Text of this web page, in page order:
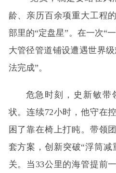
龄、亲历百余项重大工程
部里的“定盘星”。在一次“
大管径管道铺设遭遇世界
法完成”。
危急时刻，史新敏带
状。连续72小时，他守在
困了靠在椅上打盹。带领
套方案，创新突破“浮筒
关。当33公里的海管提前